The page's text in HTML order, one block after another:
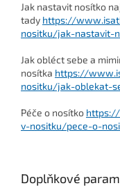
Jak nastavit nosítko
tady https://
nositku/jak-nastavit-
Jak obléct sebe a
nosítka https://
nositku/jak-oblekat-
Péče o nosítko
v-nositku/pece-o-
Doplňkové